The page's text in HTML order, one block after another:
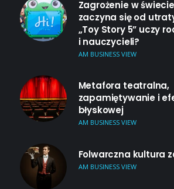
Zagrożenie w
zaczyna się od
„Toy Story 5” uczy
i nauczycieli?
AM BUSINESS VIEW
Metafora teatralna,
zapamiętywanie i
błyskowej
AM BUSINESS VIEW
Folwarczna kultura
AM BUSINESS VIEW